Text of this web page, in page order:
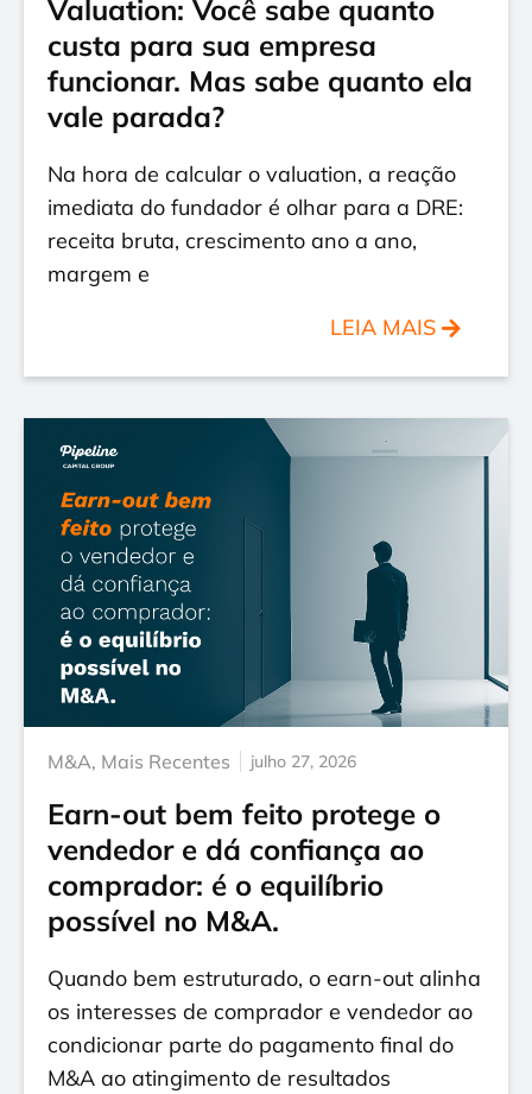
Valuation: Você sabe quanto
custa para sua empresa
funcionar. Mas sabe quanto ela
vale parada?
Na hora de calcular o valuation, a reação
imediata do fundador é olhar para a DRE:
receita bruta, crescimento ano a ano,
margem e
LEIA MAIS
M&A, Mais Recentes julho 27, 2026
Earn-out bem feito protege o
vendedor e dá confiança ao
comprador: é o equilíbrio
possível no M&A.
Quando bem estruturado, o earn-out alinha
os interesses de comprador e vendedor ao
condicionar parte do pagamento final do
M&A ao atingimento de resultados